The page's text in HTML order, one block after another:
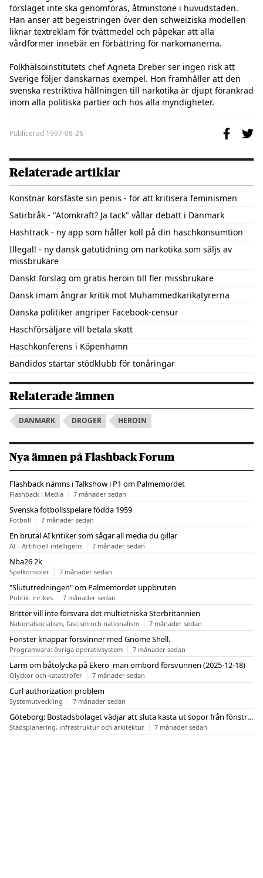
förslaget inte ska genomföras, åtminstone i huvudstaden.
Han anser att begeistringen över den schweiziska modellen
liknar textreklam för tvättmedel och påpekar att alla
vårdformer innebär en förbättring för narkomanerna.
Folkhälsoinstitutets chef Agneta Dreber ser ingen risk att
Sverige följer danskarnas exempel. Hon framhåller att den
svenska restriktiva hållningen till narkotika är djupt förankrad
Publicerad 1997-08-26
Relaterade artiklar
Konstnär korsfäste sin penis - för att kritisera feminismen
Satirbråk - "Atomkraft? Ja tack" vållar debatt i Danmark
Hashtrack - ny app som håller koll på din haschkonsumtion
Illegal! - ny dansk gatutidning om narkotika som säljs av
missbrukare
Danskt förslag om gratis heroin till fler missbrukare
Dansk imam ångrar kritik mot Muhammedkarikatyrerna
Danska politiker angriper Facebook-censur
Haschförsäljare vill betala skatt
Haschkonferens i Köpenhamn
Bandidos startar stödklubb för tonåringar
Relaterade ämnen
DANMARK DROGER HEROIN
Nya ämnen på Flashback Forum
Flashback nämns i Talkshow i P1 om Palmemordet
Flashback i Media 7 månader sedan
Svenska fotbollsspelare födda 1959
Fotboll 7 månader sedan
En brutal AI kritiker som sågar all media du gillar
AI - Artificiell intelligens 7 månader sedan
Nba26 2k
Spelkonsoler 7 månader sedan
"Slututredningen" om Palmemordet uppbruten
Politik: inrikes 7 månader sedan
Britter vill inte försvara det multietniska Storbritannien
Nationalsocialism, fascism och nationalism 7 månader sedan
Fönster knappar försvinner med Gnome Shell.
Programvara: övriga operativsystem 7 månader sedan
Larm om båtolycka på Ekerö  man ombord försvunnen (2025-12-18)
Olyckor och katastrofer 7 månader sedan
Curl authorization problem
Systemutveckling 7 månader sedan
Göteborg: Bostadsbolaget vädjar att sluta kasta ut sopor från fönstren
Stadsplanering, infrastruktur och arkitektur 7 månader sedan